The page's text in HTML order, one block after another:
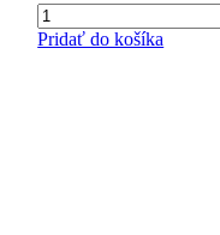
množstvo
Čokoláda
Pridať do košíka